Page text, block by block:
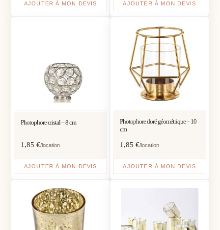
AJOUTER À MON DEVIS AJOUTER À MON DEVIS
Photophore cristal – 8 cm
1,85€/location
AJOUTER À MON DEVIS
Photophore doré géométrique – 10
cm
1,85 €/location
AJOUTER À MON DEVIS